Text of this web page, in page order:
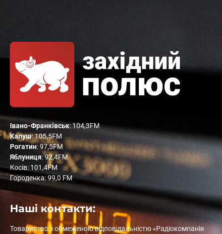
Івано-Франківськ: 104,3FM
Калуш: 105,5FM
Рогатин: 97,5FM
Яблуниця: 92,4FM
Косів: 101,4FM
Городенка: 99,0 FM
Наші контакти:
Товариство з обмеженою відповідальністю «Радіокомпанія